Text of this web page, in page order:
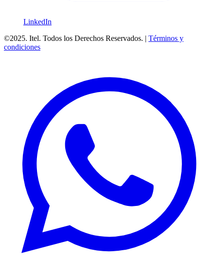
LinkedIn
©2025. Itel. Todos los Derechos Reservados. | Términos y
condiciones